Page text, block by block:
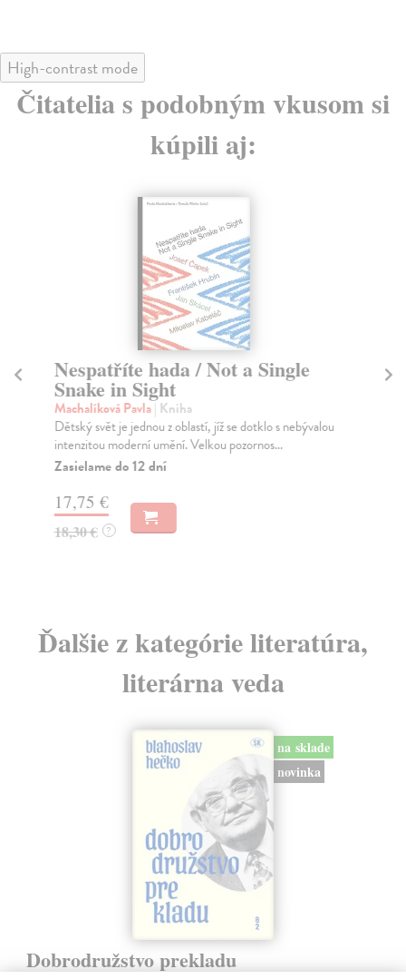
High-contrast mode
Čitatelia s podobným vkusom si
kúpili aj:
Nespatříte hada / Not a Single
Snake in Sight
Machalíková Pavla| Kniha
Dětský svět je jednou z oblastí, jíž se dotklo s nebývalou
intenzitou moderní umění. Velkou pozornos...
Zasielame do 12 dní
17,75 €
18,30 € ?
Ďalšie z kategórie literatúra,
literárna veda
na sklade
novinka
Dobrodružstvo prekladu